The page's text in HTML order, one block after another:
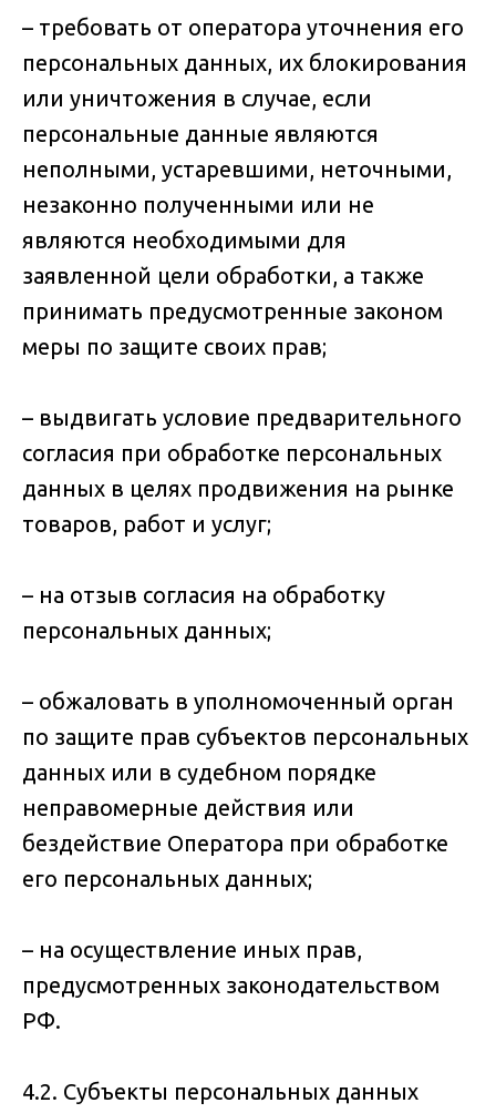
– требовать от оператора уточнения его
персональных данных, их блокирования
или уничтожения в случае, если
персональные данные являются
неполными, устаревшими, неточными,
незаконно полученными или не
являются необходимыми для
заявленной цели обработки, а также
принимать предусмотренные законом
меры по защите своих прав;
– выдвигать условие предварительного
согласия при обработке персональных
данных в целях продвижения на рынке
товаров, работ и услуг;
– на отзыв согласия на обработку
персональных данных;
– обжаловать в уполномоченный орган
по защите прав субъектов персональных
данных или в судебном порядке
неправомерные действия или
бездействие Оператора при обработке
его персональных данных;
– на осуществление иных прав,
предусмотренных законодательством
РФ.
4.2. Субъекты персональных данных